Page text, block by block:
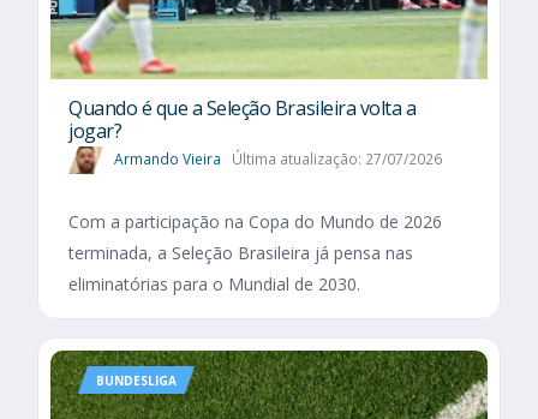
Quando é que a Seleção Brasileira volta a
jogar?
Armando Vieira Última atualização: 27/07/2026
Com a participação na Copa do Mundo de 2026
terminada, a Seleção Brasileira já pensa nas
eliminatórias para o Mundial de 2030.
BUNDESLIGA